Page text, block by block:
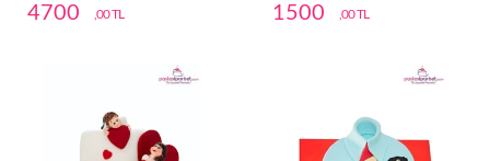
4700 ,00 TL 1500 ,00 TL